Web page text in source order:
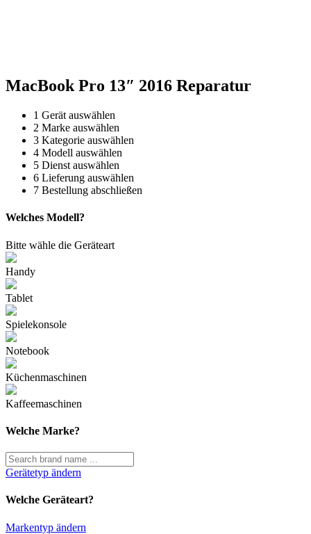
MacBook Pro 13″ 2016 Reparatur
1 Gerät auswählen
2 Marke auswählen
3 Kategorie auswählen
4 Modell auswählen
5 Dienst auswählen
6 Lieferung auswählen
7 Bestellung abschließen
Welches Modell?
Bitte wähle die Geräteart
Handy
Tablet
Spielekonsole
Notebook
Küchenmaschinen
Kaffeemaschinen
Welche Marke?
Gerätetyp ändern
Welche Geräteart?
Markentyp ändern